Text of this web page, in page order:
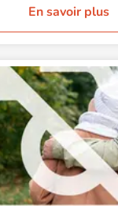
En savoir plus